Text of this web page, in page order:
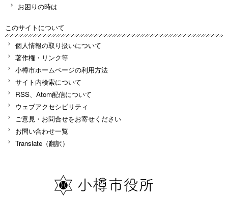
お困りの時は
このサイトについて
個人情報の取り扱いについて
著作権・リンク等
小樽市ホームページの利用方法
サイト内検索について
RSS、Atom配信について
ウェブアクセシビリティ
ご意見・お問合せをお寄せください
お問い合わせ一覧
Translate（翻訳）